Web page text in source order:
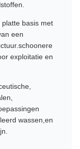
basis met
een
exploitatie en
wassen,en